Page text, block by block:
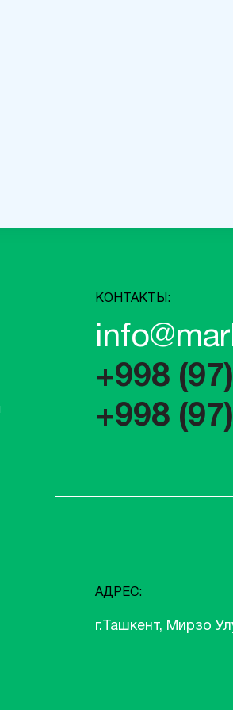
КОНТАКТЫ:
+998
+998
АДРЕС:
г.Ташкент, Мирзо